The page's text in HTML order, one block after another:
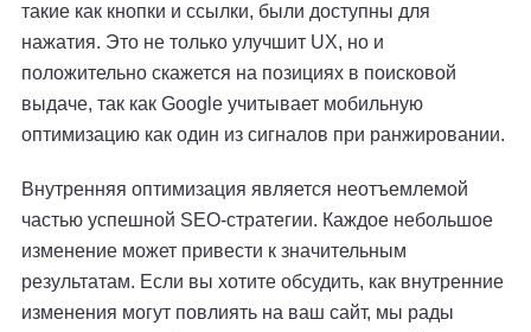
такие как кнопки и ссылки, были доступны для
нажатия. Это не только улучшит UX, но и
положительно скажется на позициях в поисковой
выдаче, так как Google учитывает мобильную
оптимизацию как один из сигналов при ранжировании.
Внутренняя оптимизация является неотъемлемой
частью успешной SEO-стратегии. Каждое небольшое
изменение может привести к значительным
результатам. Если вы хотите обсудить, как внутренние
изменения могут повлиять на ваш сайт, мы рады